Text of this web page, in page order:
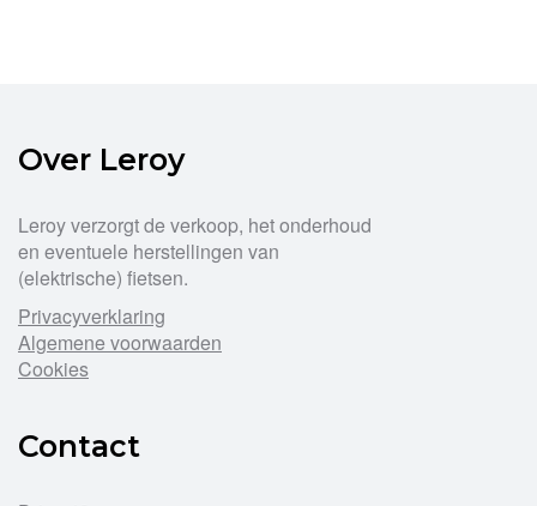
Over Leroy
Leroy verzorgt de verkoop, het onderhoud
en eventuele herstellingen van
(elektrische) fietsen.
Privacyverklaring
Algemene voorwaarden
Cookies
Contact